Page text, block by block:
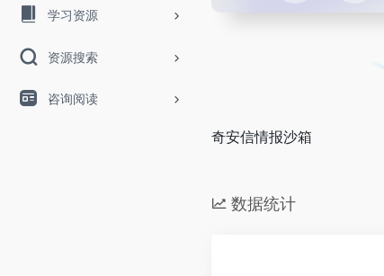
学习资源
资源搜索
咨询阅读
奇安信情报沙箱
数据统计